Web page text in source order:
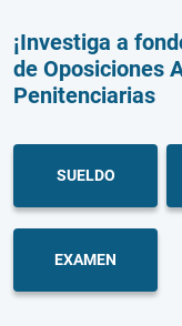
¡Investiga a
de Oposiciones
Penitenciarias
SUELDO
EXAMEN